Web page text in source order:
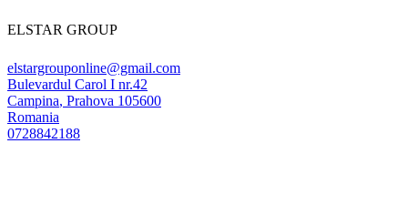
ELSTAR GROUP
elstargrouponline@gmail.com
Bulevardul Carol I nr.42
Campina, Prahova 105600
Romania
0728842188